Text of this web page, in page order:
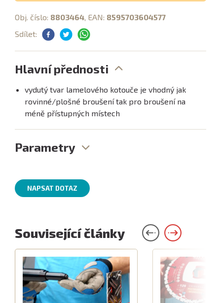
Obj. číslo: 8803464, EAN: 8595703604577
Sdílet:
Hlavní přednosti
vydutý tvar lamelového kotouče je vhodný jak
rovinné/plošné broušení tak pro broušení na
méně přístupných místech
Parametry
NAPSAT DOTAZ
Související články